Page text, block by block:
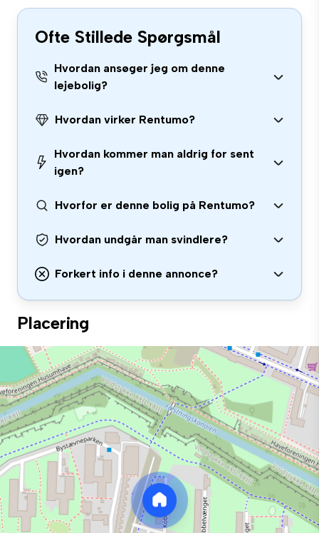
Ofte Stillede Spørgsmål
Hvordan ansøger jeg om denne
lejebolig?
Hvordan virker Rentumo?
Hvordan kommer man aldrig for sent
igen?
Hvorfor er denne bolig på Rentumo?
Hvordan undgår man svindlere?
Forkert info i denne annonce?
Placering